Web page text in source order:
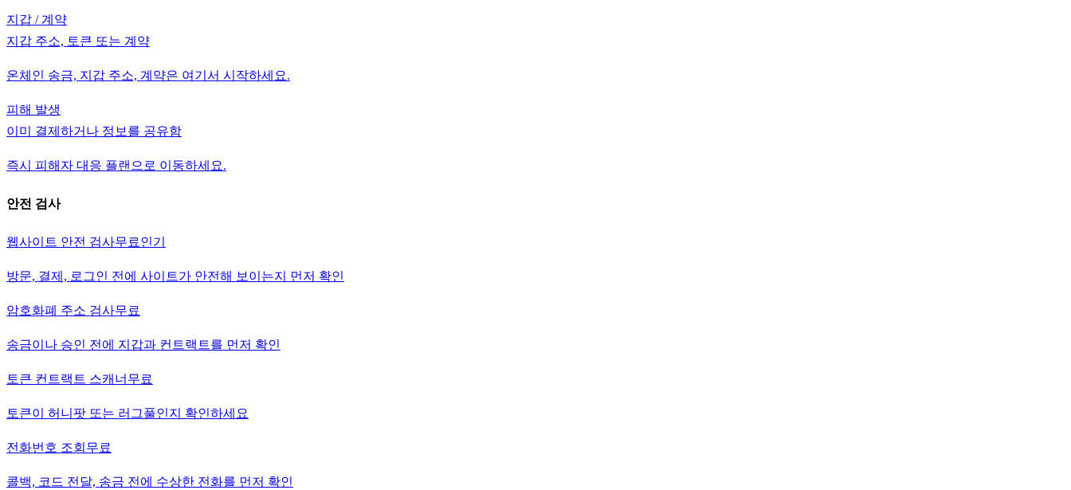
지갑 / 계약
지갑 주소, 토큰 또는 계약
온체인 송금, 지갑 주소, 계약은 여기서 시작하세요.
피해 발생
이미 결제하거나 정보를 공유함
즉시 피해자 대응 플랜으로 이동하세요.
안전 검사
웹사이트 안전 검사무료인기
방문, 결제, 로그인 전에 사이트가 안전해 보이는지 먼저 확인
암호화폐 주소 검사무료
송금이나 승인 전에 지갑과 컨트랙트를 먼저 확인
토큰 컨트랙트 스캐너 무료
토큰이 허니팟 또는 러그풀인지 확인하세요
전화번호 조회 무료
콜백, 코드 전달, 송금 전에 수상한 전화를 먼저 확인